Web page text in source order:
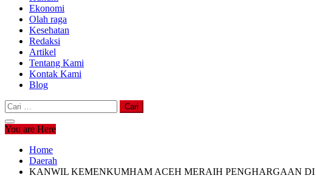
Ekonomi
Olah raga
Kesehatan
Redaksi
Artikel
Tentang Kami
Kontak Kami
Blog
Cari
untuk:
You are Here
Home
Daerah
KANWIL KEMENKUMHAM ACEH MERAIH PENGHARGAAN